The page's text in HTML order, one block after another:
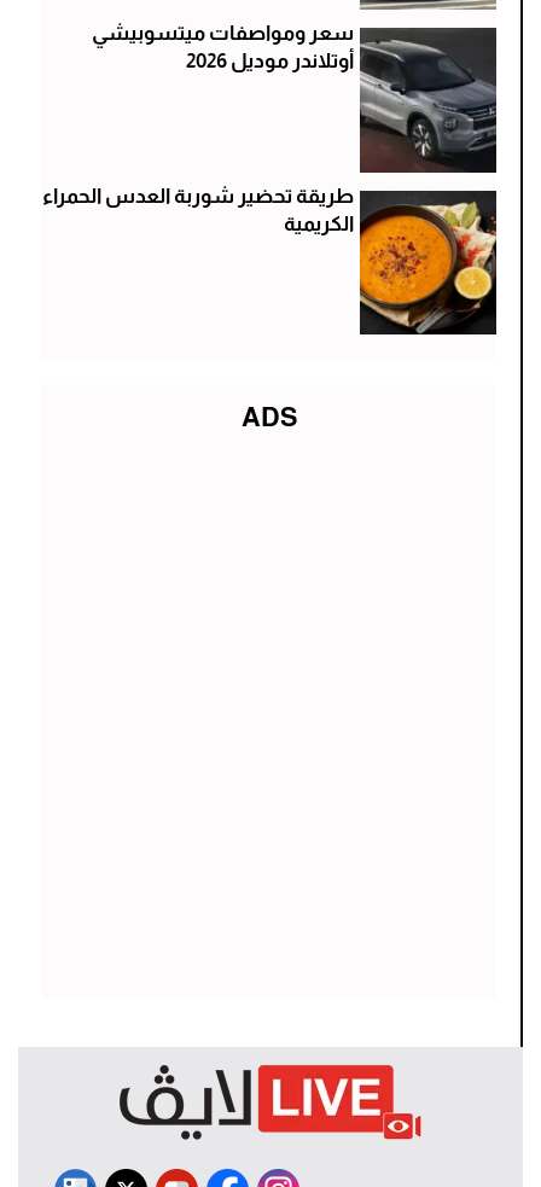
سعر ومواصفات ميتسوبيشي
أوتلاندر موديل 2026
طريقة تحضير شوربة العدس الحمراء
الكريمية
ADS